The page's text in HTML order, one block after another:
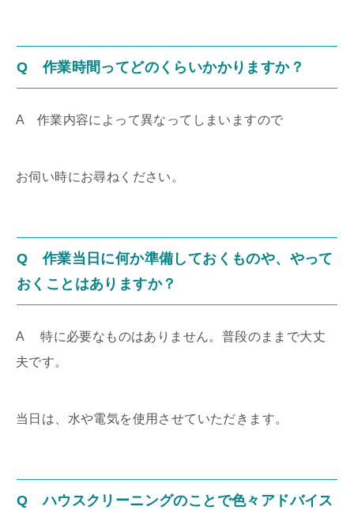
Q 作業時間ってどのくらいかかりますか？
A 作業内容によって異なってしまいますので
お伺い時にお尋ねください。
Q 作業当日に何か準備しておくものや、やって
おくことはありますか？
A 特に必要なものはありません。普段のままで大丈
夫です。
当日は、水や電気を使用させていただきます。
Q ハウスクリーニングのことで色々アドバイス